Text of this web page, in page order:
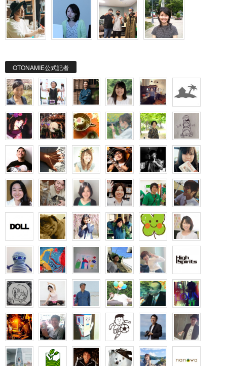
OTONAMIE公式記者